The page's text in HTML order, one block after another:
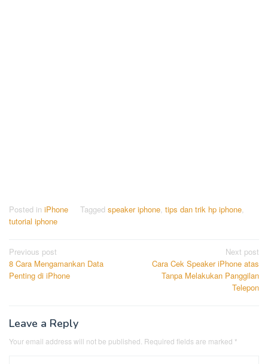
Posted in iPhone Tagged speaker iphone, tips dan trik hp iphone,
tutorial iphone
Post
navigation
Previous post
8 Cara Mengamankan Data
Penting di iPhone
Next post
Cara Cek Speaker iPhone atas
Tanpa Melakukan Panggilan
Telepon
Leave a Reply
Your email address will not be published. Required fields are marked *